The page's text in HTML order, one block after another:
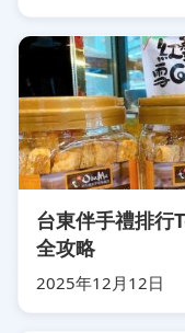
台東伴手禮排行
全攻略
2025年12月12日